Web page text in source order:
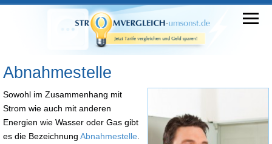
Abnahmestelle
Sowohl im Zusammenhang mit
Strom wie auch mit anderen
Energien wie Wasser oder Gas gibt
es die Bezeichnung Abnahmestelle